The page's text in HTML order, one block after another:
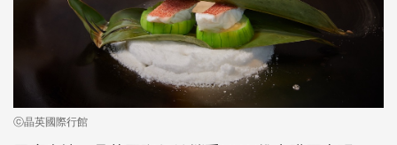
ⓒ晶英國際行館